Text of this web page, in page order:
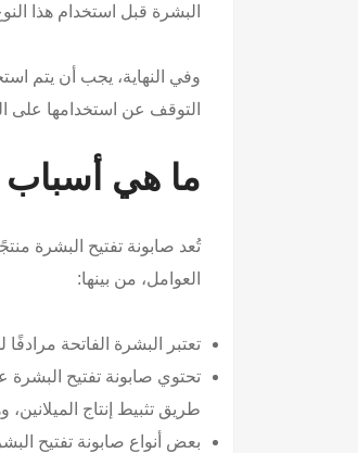
البشرة قبل استخدام هذا
وفي النهاية، يجب أن يتم
التوقف عن استخدامها على
ما هي أسباب
تُعد صابونة تفتيح البشرة
العوامل، من بينها:
تعتبر البشرة الفاتحة
تحتوي صابونة تفتيح
طريق تثبيط إنتاج
بعض أنواع صابونة تفتيح